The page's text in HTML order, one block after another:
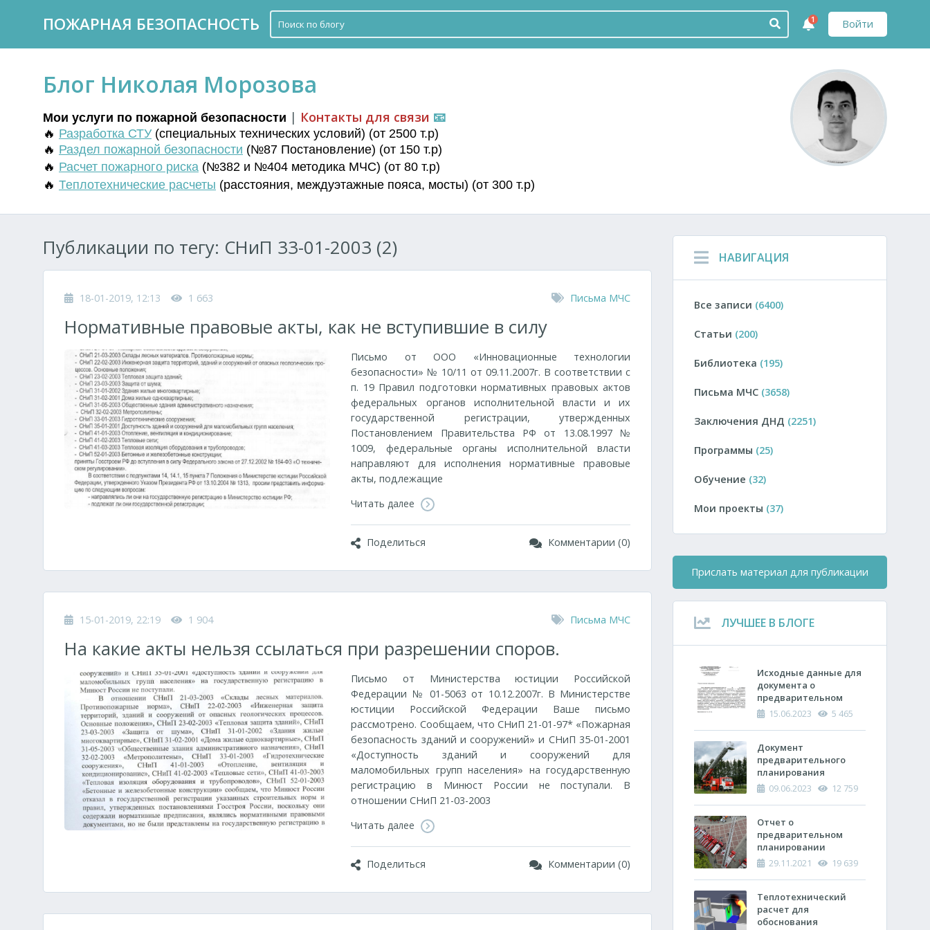
ПОЖАРНАЯ БЕЗОПАСНОСТЬ Войти
1
Блог Николая Морозова
Мои услуги по пожарной безопасности | Контакты для связи 📧
🔥 Разработка СТУ (специальных технических условий) (от 2500 т.р)
🔥 Раздел пожарной безопасности (№87 Постановление) (от 150 т.р)
🔥 Расчет пожарного риска (№382 и №404 методика МЧС) (от 80 т.р)
🔥 Теплотехнические расчеты (расстояния, междуэтажные пояса, мосты) (от 300 т.р)
Публикации по тегу: СНиП 33-01-2003 (2)
18-01-2019, 12:13 1 663 Письма МЧС
Нормативные правовые акты, как не вступившие в силу
Письмо от ООО «Инновационные технологии
безопасности» № 10/11 от 09.11.2007г. В соответствии с
п. 19 Правил подготовки нормативных правовых актов
федеральных органов ис­полнительной власти и их
государственной регистрации, утвержденных
Постановлением Правительства РФ от 13.08.1997 №
1009, федеральные органы исполнительной власти
направляют для исполнения нормативные правовые
акты, подлежащие
Читать далее
Поделиться Комментарии (0)
15-01-2019, 22:19 1 904 Письма МЧС
На какие акты нельзя ссылаться при разрешении споров.
Письмо от Министерства юстиции Российской
Федерации № 01-5063 от 10.12.2007г. В Министерстве
юстиции Российской Федерации Ваше письмо
рассмотрено. Сообщаем, что СНиП 21-01-97* «Пожарная
безопасность зданий и сооружений» и СНиП 35-01-2001
«Доступность зданий и сооружений для
маломобильных групп населения» на государственную
регистрацию в Минюст России не поступали. В
отношении СНиП 21-03-2003
Читать далее
Поделиться Комментарии (0)
НАВИГАЦИЯ
Все записи (6400)
Статьи (200)
Библиотека (195)
Письма МЧС (3658)
Заключения ДНД (2251)
Программы (25)
Обучение (32)
Мои проекты (37)
Прислать материал для публикации
ЛУЧШЕЕ В БЛОГЕ
Исходные данные для
документа о
предварительном
планировании
подразделений по
тушению пожара
15.06.2023 5 465
Документ
предварительного
планирования
действий по тушению
спасательных работ
(ОПП)
09.06.2023 12 759
Отчет о
предварительном
планировании
действий пожарно-
тушению пожара и
проведению
аварийно-
29.11.2021 19 639
Теплотехнический
расчет ​для
обоснования